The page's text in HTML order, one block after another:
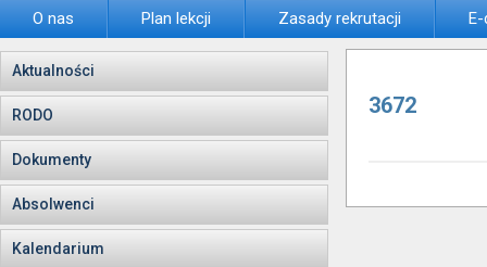
O nas Plan lekcji Zasady rekrutacji
Aktualności
RODO
Dokumenty
Absolwenci
Kalendarium
3672